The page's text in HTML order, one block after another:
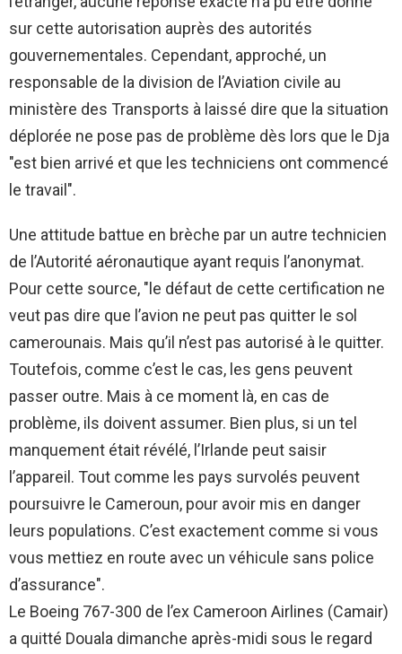
sur cette autorisation auprès des autorités
gouvernementales. Cependant, approché, un
responsable de la division de l’Aviation civile au
ministère des Transports à laissé dire que la situation
déplorée ne pose pas de problème dès lors que le Dja
"est bien arrivé et que les techniciens ont commencé
le travail".
Une attitude battue en brèche par un autre technicien
de l’Autorité aéronautique ayant requis l’anonymat.
Pour cette source, "le défaut de cette certification ne
veut pas dire que l’avion ne peut pas quitter le sol
camerounais. Mais qu’il n’est pas autorisé à le quitter.
Toutefois, comme c’est le cas, les gens peuvent
passer outre. Mais à ce moment là, en cas de
problème, ils doivent assumer. Bien plus, si un tel
manquement était révélé, l’Irlande peut saisir
l’appareil. Tout comme les pays survolés peuvent
poursuivre le Cameroun, pour avoir mis en danger
leurs populations. C’est exactement comme si vous
vous mettiez en route avec un véhicule sans police
d’assurance".
Le Boeing 767-300 de l’ex Cameroon Airlines (Camair)
a quitté Douala dimanche après-midi sous le regard